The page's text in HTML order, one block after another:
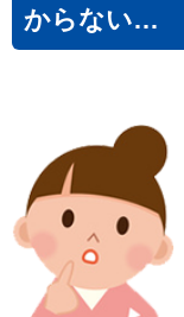
からない…